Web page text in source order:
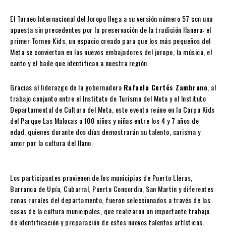
El Torneo Internacional del Joropo llega a su versión número 57 con una
apuesta sin precedentes por la preservación de la tradición llanera: el
primer Torneo Kids, un espacio creado para que los más pequeños del
Meta se conviertan en los nuevos embajadores del joropo, la música, el
canto y el baile que identifican a nuestra región.
Gracias al liderazgo de la gobernadora Rafaela Cortés Zambrano , al
trabajo conjunto entre el Instituto de Turismo del Meta y el Instituto
Departamental de Cultura del Meta, este evento reúne en la Carpa Kids
del Parque Las Malocas a 100 niños y niñas entre los 4 y 7 años de
edad, quienes durante dos días demostrarán su talento, carisma y
amor por la cultura del llano.
Los participantes provienen de los municipios de Puerto Lleras,
Barranca de Upía, Cubarral, Puerto Concordia, San Martín y diferentes
zonas rurales del departamento, fueron seleccionados a través de las
casas de la cultura municipales, que realizaron un importante trabajo
de identificación y preparación de estos nuevos talentos artísticos.